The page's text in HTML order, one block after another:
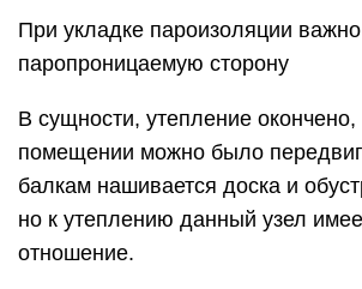
При укладке пароизоляции
паропроницаемую сторону
В сущности, утепление окончено,
помещении можно было
балкам нашивается доска и
но к утеплению данный узел
отношение.